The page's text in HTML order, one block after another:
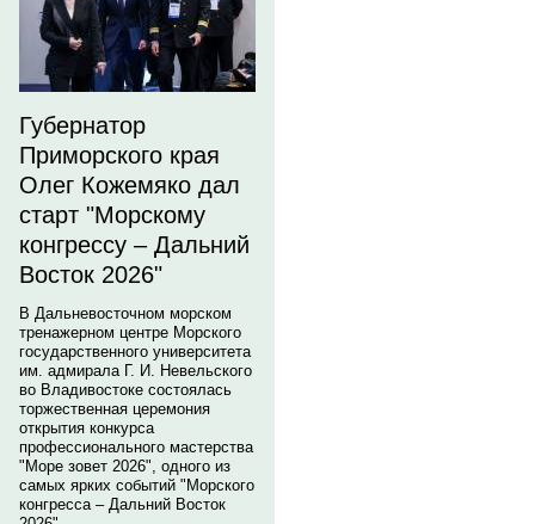
Губернатор
Приморского края
Олег Кожемяко дал
старт "Морскому
конгрессу – Дальний
Восток 2026"
В Дальневосточном морском
тренажерном центре Морского
государственного университета
им. адмирала Г. И. Невельского
во Владивостоке состоялась
торжественная церемония
открытия конкурса
профессионального мастерства
"Море зовет 2026", одного из
самых ярких событий "Морского
конгресса – Дальний Восток